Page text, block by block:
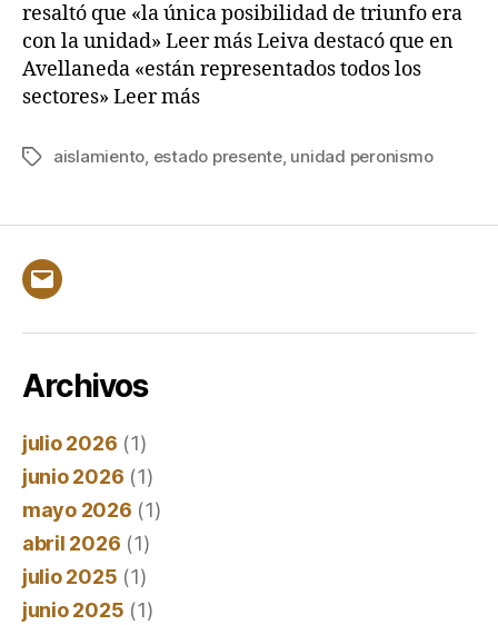
resaltó que «la única posibilidad de triunfo era
con la unidad» Leer más Leiva destacó que en
Avellaneda «están representados todos los
sectores» Leer más
Etiquetas
aislamiento, estado presente, unidad peronismo
Correo
Archivos
julio 2026 (1)
junio 2026 (1)
mayo 2026 (1)
abril 2026 (1)
julio 2025 (1)
junio 2025 (1)